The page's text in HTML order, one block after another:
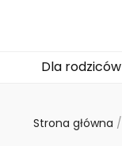
Dla rodziców
Strona główna /